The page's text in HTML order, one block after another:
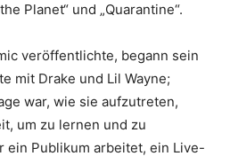
Planet“ und „Quarantine“.
veröffentlichte, begann sein
mit Drake und Lil Wayne;
war, wie sie aufzutreten,
um zu lernen und zu
ein Publikum arbeitet, ein Live-